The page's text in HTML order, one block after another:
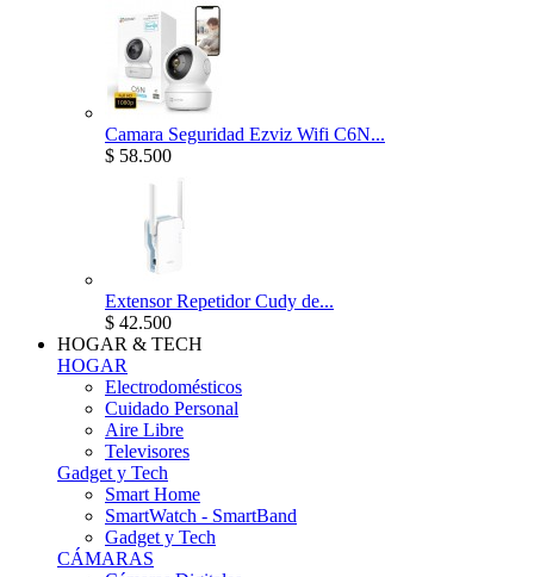
Camara Seguridad Ezviz Wifi C6N...
$ 58.500
Extensor Repetidor Cudy de...
$ 42.500
HOGAR & TECH
HOGAR
Electrodomésticos
Cuidado Personal
Aire Libre
Televisores
Gadget y Tech
Smart Home
SmartWatch - SmartBand
Gadget y Tech
CÁMARAS